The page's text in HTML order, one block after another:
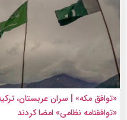
«توافق مکه» | سران عربستان،
«توافقنامه نظامی» امضا کردند